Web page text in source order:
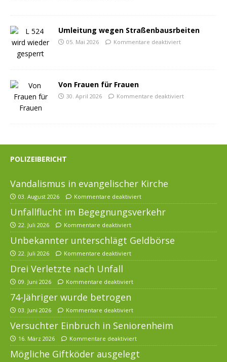
Umleitung wegen Straßenbausrbeiten
05. Mai 2026 Kommentare deaktiviert
Von Frauen für Frauen
30. April 2026 Kommentare deaktiviert
POLIZEIBERICHT
Vandalismus in evangelischer Kirche
03. August 2026 Kommentare deaktiviert
Unfallflucht im Begegnungsverkehr
22. Juli 2026 Kommentare deaktiviert
Unbekannter unterschlägt Geldbörse
22. Juli 2026 Kommentare deaktiviert
Drei Verletzte nach Unfall
09. Juni 2026 Kommentare deaktiviert
74-Jähriger wurde betrogen
03. Juni 2026 Kommentare deaktiviert
Versuchter Einbruch in Seniorenheim
16. März 2026 Kommentare deaktiviert
Mögliche Giftköder ausgelegt